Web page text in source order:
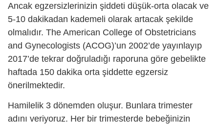
Ancak egzersizlerinizin şiddeti düşük-orta olacak ve
5-10 dakikadan kademeli olarak artacak şekilde
olmalıdır. The American College of Obstetricians
and Gynecologists (ACOG)’un 2002’de yayınlayıp
2017’de tekrar doğruladığı raporuna göre gebelikte
haftada 150 dakika orta şiddette egzersiz
önerilmektedir.
Hamilelik 3 dönemden oluşur. Bunlara trimester
adını veriyoruz. Her bir trimesterde bebeğinizin